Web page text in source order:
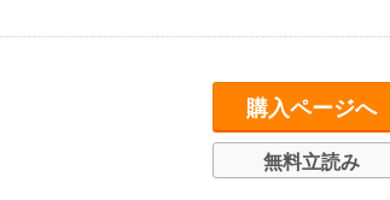
購入ページへ
無料立読み